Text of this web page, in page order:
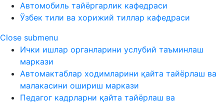
Автомобиль тайёргарлик кафедраси
Ўзбек тили ва хорижий тиллар кафедраси
Close submenu
Ички ишлар органларини услубий таъминлаш
маркази
Автомактаблар ходимларини қайта тайёрлаш ва
малакасини ошириш маркази
Педагог кадрларни қайта тайёрлаш ва